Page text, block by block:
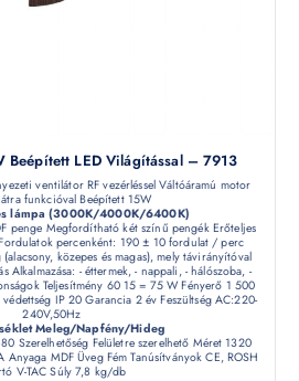
Beépített LED Világítással – 7913
ventilátor RF vezérléssel Váltóáramú motor
funkcióval Beépített 15W
es lámpa (3000K/4000K/6400K)
penge Megfordítható két színű pengék Erőteljes
percenként: 190 ± 10 fordulat / perc
(alacsony, közepes és magas), mely távirányítóval
Alkalmazása: - éttermek, - nappali, - hálószoba, -
Teljesítmény 60 15 = 75 W Fényerő 1 500
IP 20 Garancia 2 év Feszültség AC:220-
240V,50Hz
Meleg/Napfény/Hideg
Szerelhetőség Felületre szerelhető Méret 1320
MDF Üveg Fém Tanúsítványok CE, ROSH
V-TAC Súly 7,8 kg/db